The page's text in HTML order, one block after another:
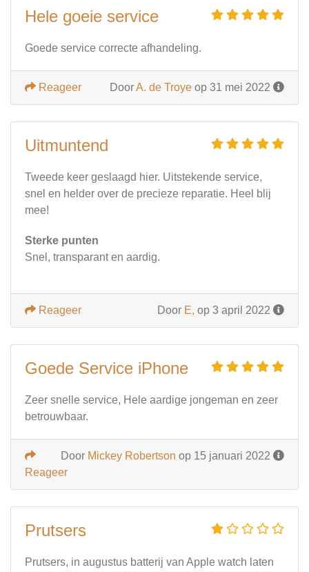
Hele goeie service
Goede service correcte afhandeling.
DoorA. de Troye op 31 mei 2022
Reageer
Uitmuntend
Tweede keer geslaagd hier. Uitstekende service,
snel en helder over de precieze reparatie. Heel blij
mee!
Sterke punten
Snel, transparant en aardig.
Door E, op 3 april 2022
Reageer
Goede Service iPhone
Zeer snelle service, Hele aardige jongeman en zeer
betrouwbaar.
Door Mickey Robertson op 15 januari 2022
Reageer
Prutsers
Prutsers, in augustus batterij van Apple watch laten